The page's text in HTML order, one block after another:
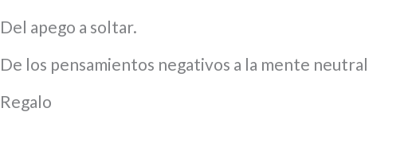
Del apego a soltar.
De los pensamientos negativos a la mente neutral
Regalo